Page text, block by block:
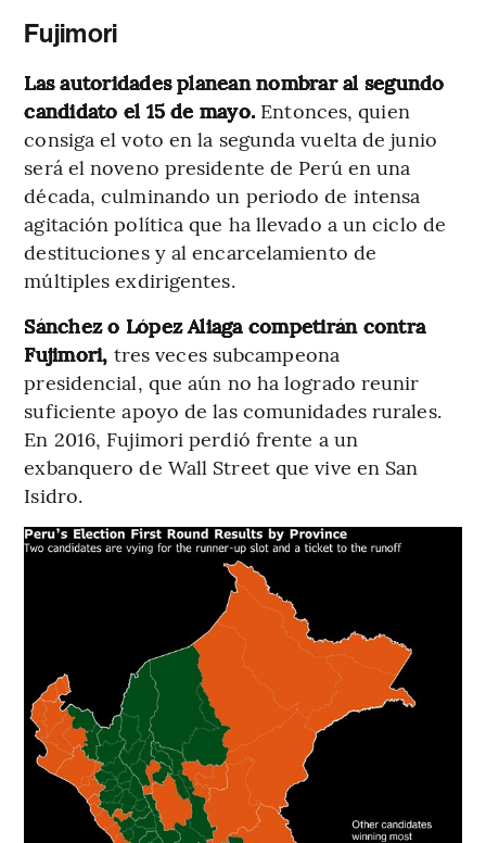
Fujimori
Las autoridades planean nombrar al segundo
candidato el 15 de mayo. Entonces, quien
consiga el voto en la segunda vuelta de junio
será el noveno presidente de Perú en una
década, culminando un periodo de intensa
agitación política que ha llevado a un ciclo de
destituciones y al encarcelamiento de
múltiples exdirigentes.
Sánchez o López Aliaga competirán contra
Fujimori, tres veces subcampeona
presidencial, que aún no ha logrado reunir
suficiente apoyo de las comunidades rurales.
En 2016, Fujimori perdió frente a un
exbanquero de Wall Street que vive en San
Isidro.